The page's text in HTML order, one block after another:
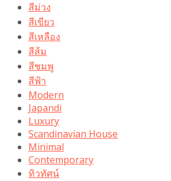
สีม่วง
สีเขียว
สีเหลือง
สีส้ม
สีชมพู
สีฟ้า
Modern
Japandi
Luxury
Scandinavian House
Minimal
Contemporary
ทิวทัศน์